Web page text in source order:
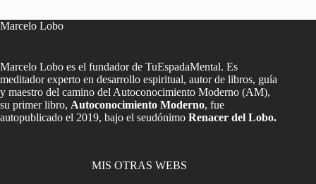
TERCER
Marcelo Lobo
Marcelo Lobo es el fundador de TuEspadaMental. Es
meditador experto en desarrollo espiritual, autor de libros, guía
y maestro del camino del Autoconocimiento Moderno (AM),
su primer libro, Autoconocimiento Moderno, fue
autopublicado el 2019, bajo el seudónimo Renacer del Lobo.
MIS OTRAS WEBS